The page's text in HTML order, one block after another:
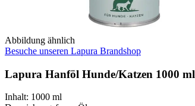
Abbildung ähnlich
Besuche unseren Lapura Brandshop
Lapura Hanföl Hunde/Katzen 1000 ml
Inhalt: 1000 ml